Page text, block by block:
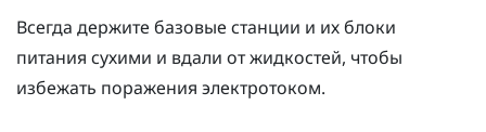
Всегда держите базовые станции и их блоки
питания сухими и вдали от жидкостей, чтобы
избежать поражения электротоком.